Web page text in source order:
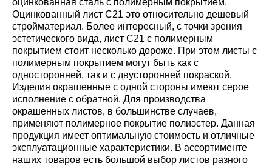
оцинкованная сталь с полимерным покрытием.
Оцинкованный лист С21 это относительно дешевый
стройматериал. Более интересный, с точки зрения
эстетического вида, лист С21 с полимерным
покрытием стоит несколько дороже. При этом листы с
полимерным покрытием могут быть как с
односторонней, так и с двусторонней покраской.
Изделия окрашенные с одной стороны имеют серое
исполнение с обратной. Для производства
окрашенных листов, в большинстве случаев,
применяют полимерное покрытие полиэстер. Данная
продукция имеет оптимальную стоимость и отличные
эксплуатационные характеристики. В ассортименте
наших товаров есть большой выбор листов разного